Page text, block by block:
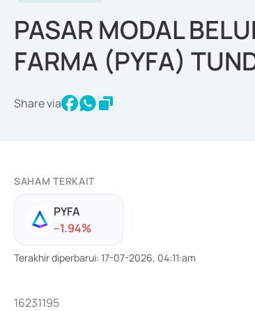
PASAR MODAL
FARMA (PYFA)
Share via
SAHAM TERKAIT
PYFA
--1.94%
Terakhir diperbarui: 17-07-2026, 04:11:am
16231195